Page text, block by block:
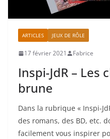
ARTICLES JEUX DE RÔLE
17 février 2021 Fabrice
Inspi-JdR – Les
brune
Dans la rubrique « Inspi-
des romans, des BD, etc.
facilement vous inspirer